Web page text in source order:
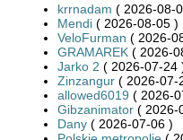
krrnadam ( 2026-08-
Mendi ( 2026-08-05 )
VeloFurman ( 2026-
GRAMAREK ( 2026-
Jarko 2 ( 2026-07-24
Zinzangur ( 2026-07-
allowed6019 ( 2026-
Gibzanimator ( 2026-
Dany ( 2026-07-06 )